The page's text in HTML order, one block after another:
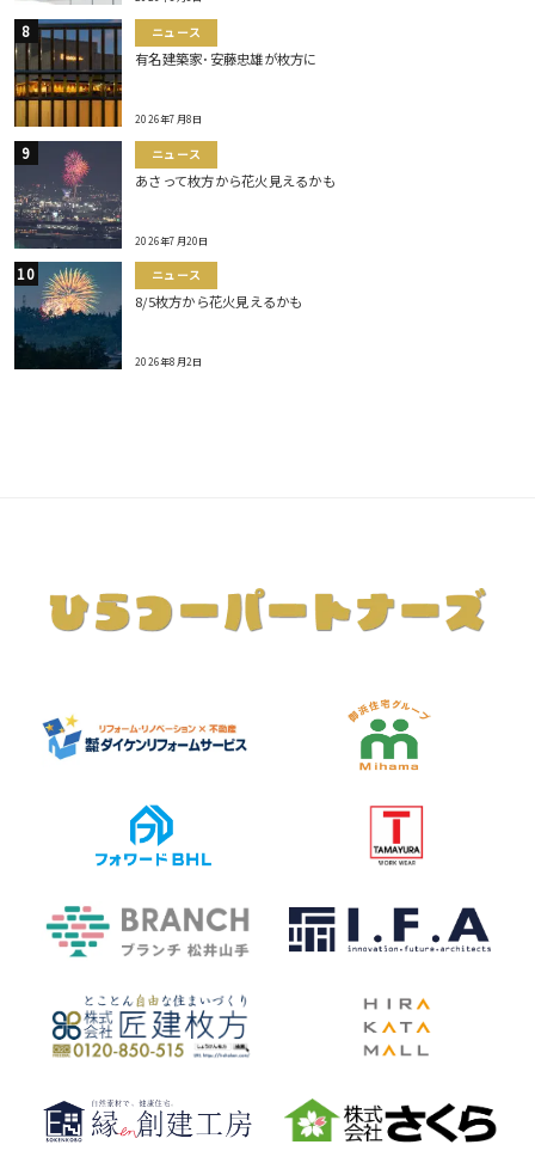
ニュース
有名建築家･安藤忠雄が枚方に
2026年7月8日
ニュース
あさって枚方から花火見えるかも
2026年7月20日
ニュース
8/5枚方から花火見えるかも
2026年8月2日